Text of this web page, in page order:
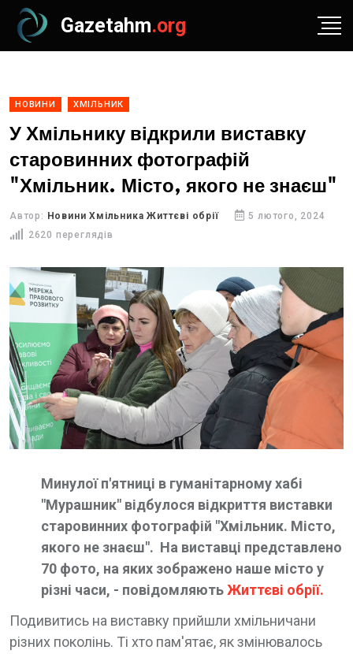
Gazetahm.org
НОВИНИ ХМІЛЬНИК
У Хмільнику відкрили виставку
старовинних фотографій
"Хмільник. Місто, якого не знаєш"
Автор: Новини Хмільника Життєві обрії
5 лютого, 2024
2620 переглядів
Минулої п'ятниці в гуманітарному хабі
"Мурашник" відбулося відкриття виставки
старовинних фотографій "Хмільник. Місто,
якого не знаєш". На виставці представлено
70 фото, на яких зображено наше місто у
різні часи, - повідомляютьЖиттєві обрії.
Подивитись на виставку прийшли хмільничани
різних поколінь. Ті хто пам'ятає, як змінювалось